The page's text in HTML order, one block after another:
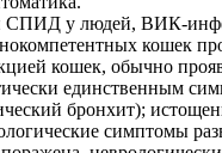
СПИД у людей, ВИК-
кошек
кошек, обычно
единственным
бронхит);
симптомы